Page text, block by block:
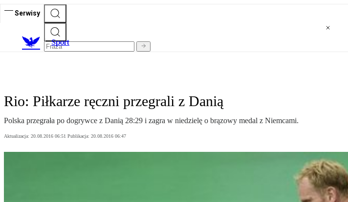
Serwisy
Sport
Rio: Piłkarze ręczni przegrali z Danią
Polska przegrała po dogrywce z Danią 28:29 i zagra w niedzielę o brązowy medal z Niemcami.
Aktualizacja: 20.08.2016 06:51 Publikacja: 20.08.2016 06:47